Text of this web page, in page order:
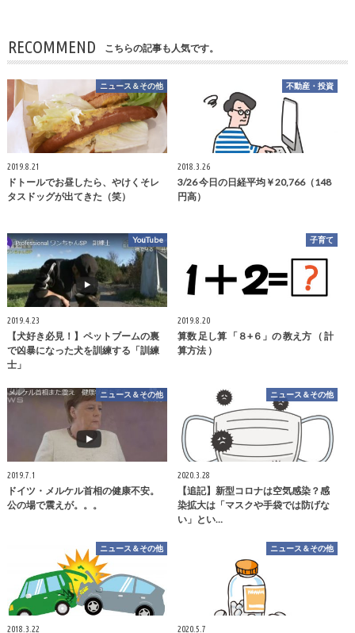
RECOMMEND こちらの記事も人気です。
ニュース＆その他
2019.8.21
ドトールでお昼したら、やけくそレ
タスドッグが出てきた（笑）
不動産・投資
2018.3.26
3/26 今日の日経平均￥20,766（148
円高）
YouTube
2019.4.23
【犬好き必見！】ペットブームの裏
で凶暴になった犬を訓練する「訓練
士」
子育て
2019.8.20
算数 足し算 「８+６」の 教え方 （ 計
算方法 ）
ニュース＆その他
2019.7.1
ドイツ・メルケル首相の健康不安。
公の場で震えが。。。
ニュース＆その他
2020.3.28
【追記】新型コロナは空気感染？感
染拡大は「マスクや手袋では防げな
い」とい…
ニュース＆その他
2018.3.22
ニュース＆その他
2020.5.7